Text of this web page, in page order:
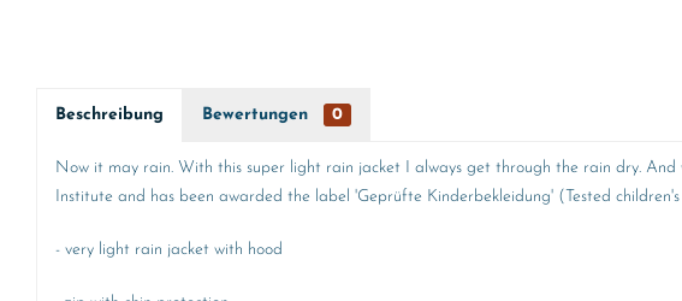
Beschreibung Bewertungen 0
Now it may rain. With this super light rain jacket I always get through the rain dry.
Institute and has been awarded the label 'Geprüfte Kinderbekleidung' (Tested children's
- very light rain jacket with hood